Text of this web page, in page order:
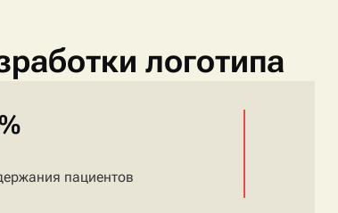
логотипа
пациентов